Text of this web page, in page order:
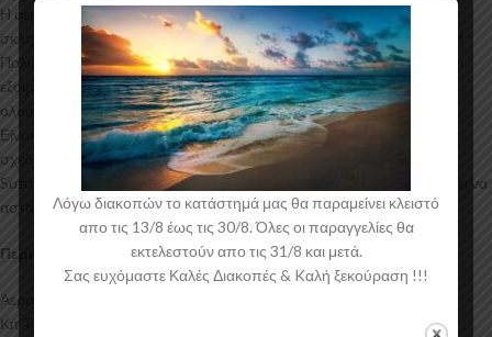
Η αεροτομή οροφής για το Suzuki Swift Mk2 κατασκευάζεται από
σκληρή Πολυουρεθάνη υψηλής πιέσεως και ΟΧΙ από πολυεστέρα. Η
Πολυουρεθάνη είναι ένα πιο ανθεκτικό και ακριβό υλικό με εύκολη και
εξαιρετική εφαρμογή. Όλες οι αεροτομές παράγονται σε καλούπια
αλουμινίου για αυξημένη ποιότητα και αντοχή στη μαζική παραγωγή.
Είναι ελεγμένα για ανθεκτικότητα σε υψηλές θερμοκρασίες και έχουν
σχεδιαστεί με την καλύτερη λεπτομέρεια. Η αεροτομή οροφής για το
Suzuki Swift Mk2 έρχεται στο χρώμα του υλικού. Το προϊόν θα πρέπει να
ασταρωθεί και στη συνέχεια να βαφτεί στο χρώμα της επιλογής σας.
Περιεχόμενα Συσκευασίας:
Αεροτομή Οροφής Suzuki Swift Mk2
Κιτ Τοποθέτησης
Λόγω διακοπών το κατάστημά μας θα παραμείνει κλειστό
απο τις 13/8 έως τις 30/8. Όλες οι παραγγελίες θα
εκτελεστούν απο τις 31/8 και μετά.
Σας ευχόμαστε Καλές Διακοπές & Kαλή ξεκούραση !!!